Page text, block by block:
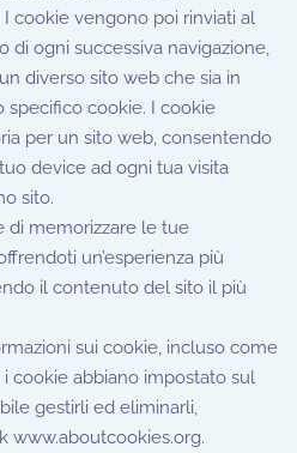
cookie vengono poi rinviati al
di ogni successiva navigazione,
diverso sito web che sia in
specifico cookie. I cookie
per un sito web, consentendo
device ad ogni tua visita
sito.
di memorizzare le tue
un’esperienza più
il contenuto del sito il più
sui cookie, incluso come
cookie abbiano impostato sul
gestirli ed eliminarli,
www.aboutcookies.org.